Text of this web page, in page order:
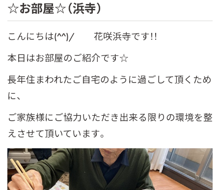
☆お部屋☆（浜寺）
こんにちは(^^)/ 花咲浜寺です！！
本日はお部屋のご紹介です☆
長年住まわれたご自宅のように過ごして頂くため
に、
ご家族様にご協力いただき出来る限りの環境を整
えさせて頂いています。